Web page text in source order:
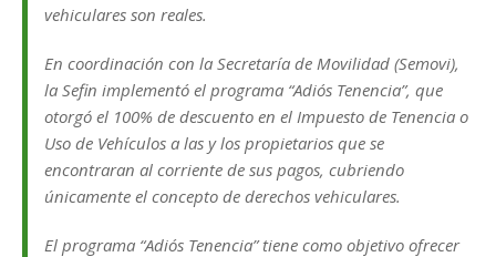
vehiculares son reales.
En coordinación con la Secretaría de Movilidad (Semovi),
la Sefin implementó el programa “Adiós Tenencia”, que
otorgó el 100% de descuento en el Impuesto de Tenencia o
Uso de Vehículos a las y los propietarios que se
encontraran al corriente de sus pagos, cubriendo
únicamente el concepto de derechos vehiculares.
El programa “Adiós Tenencia” tiene como objetivo ofrecer